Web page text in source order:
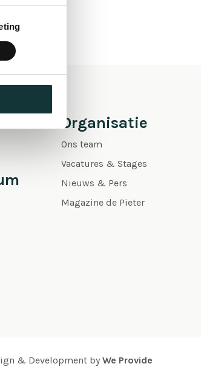
Organisatie
Ons team
Vacatures & Stages
Nieuws & Pers
Magazine de Pieter
& Development by We Provide